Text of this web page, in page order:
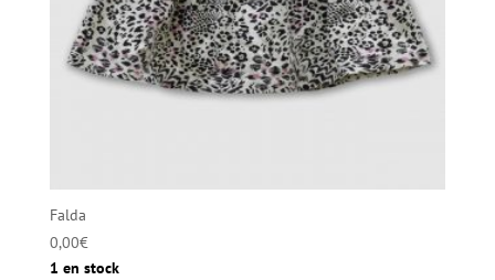
Falda
0,00€
1 en stock